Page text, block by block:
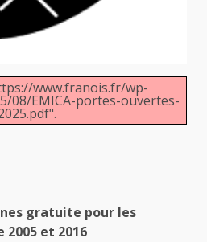
www.franois.fr/wp-
08/EMICA-portes-ouvertes-
gratuite pour les
2005 et 2016